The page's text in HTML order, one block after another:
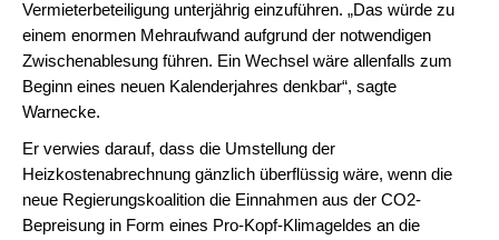
Vermieterbeteiligung unterjährig einzuführen. „Das würde zu
einem enormen Mehraufwand aufgrund der notwendigen
Zwischenablesung führen. Ein Wechsel wäre allenfalls zum
Beginn eines neuen Kalenderjahres denkbar“, sagte
Warnecke.
Er verwies darauf, dass die Umstellung der
Heizkostenabrechnung gänzlich überflüssig wäre, wenn die
neue Regierungskoalition die Einnahmen aus der CO2-
Bepreisung in Form eines Pro-Kopf-Klimageldes an die